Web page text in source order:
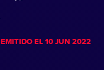
EMITIDO EL 10 JUN 2022